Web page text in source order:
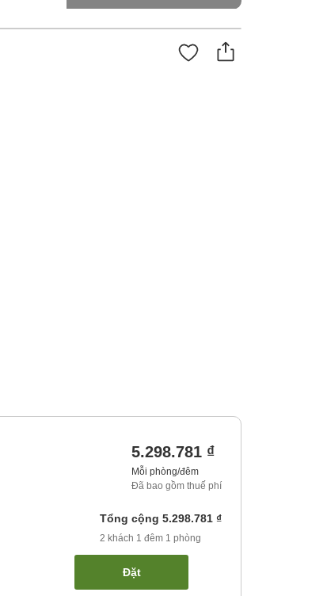
5.298.781 ₫
Mỗi phòng/đêm
Đã bao gồm thuế phí
Tổng cộng 5.298.781 ₫
2 khách 1 đêm 1 phòng
Đặt